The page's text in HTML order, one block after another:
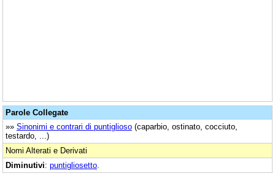
Parole Collegate
»» Sinonimi e contrari di puntiglioso (caparbio, ostinato, cocciuto,
testardo, ...)
Nomi Alterati e Derivati
Diminutivi: puntigliosetto